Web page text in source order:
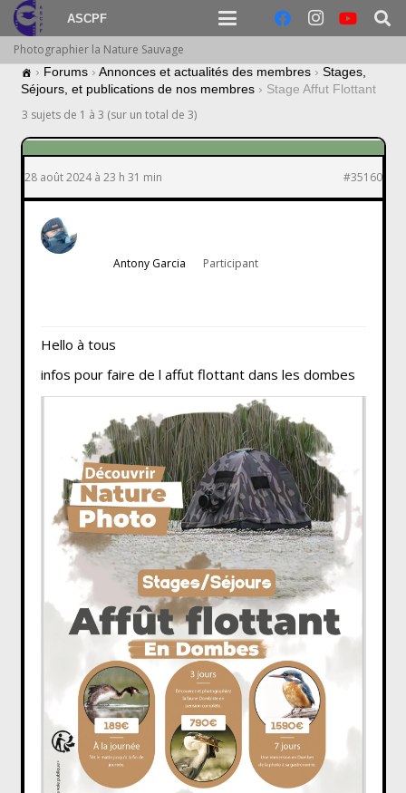
ASCPF
Photographier la Nature Sauvage
› Forums › Annonces et actualités des membres › Stages,
Séjours, et publications de nos membres › Stage Affut Flottant
3 sujets de 1 à 3 (sur un total de 3)
28 août 2024 à 23 h 31 min #35160
Antony Garcia Participant
Hello à tous
infos pour faire de l affut flottant dans les dombes